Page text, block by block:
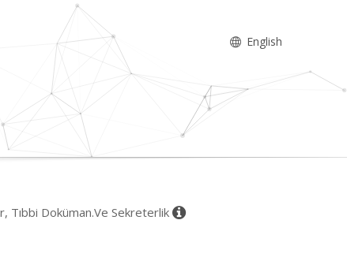
English
Tıbbi Doküman.Ve Sekreterlik